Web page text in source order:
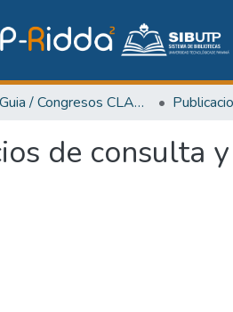
RedGuia / Congresos CLABES
de consulta